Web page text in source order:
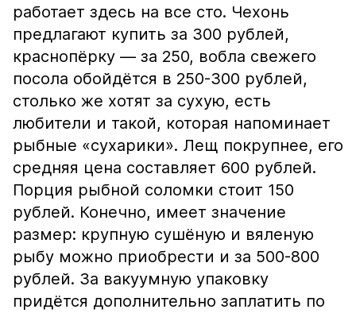
работает здесь на все сто. Чехонь
предлагают купить за 300 рублей,
краснопёрку — за 250, вобла свежего
посола обойдётся в 250-300 рублей,
столько же хотят за сухую, есть
любители и такой, которая напоминает
рыбные «сухарики». Лещ покрупнее, его
средняя цена составляет 600 рублей.
Порция рыбной соломки стоит 150
рублей. Конечно, имеет значение
размер: крупную сушёную и вяленую
рыбу можно приобрести и за 500-800
рублей. За вакуумную упаковку
придётся дополнительно заплатить по